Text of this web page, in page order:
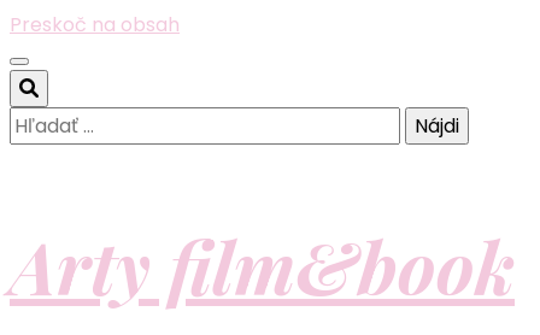
Preskoč na obsah
Hľadať:
Arty film&book